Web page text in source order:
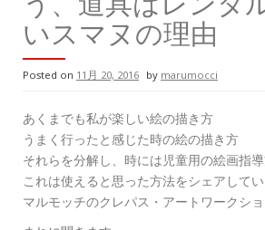
いスマヌの理由
Posted on 11月 20, 2016 bymarumocci
あくまでも私が楽しい絵の描き方
うまく行ったと感じた時の絵の描き方
それらを分解し、時には児童用の絵画指
これは使えると思った方法をシェアして
マルモッチのクレパス・アートワークショ